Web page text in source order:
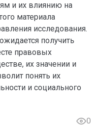
и их влиянию на
материала
исследования.
получить
правовых
их значении и
понять их
и социального
0